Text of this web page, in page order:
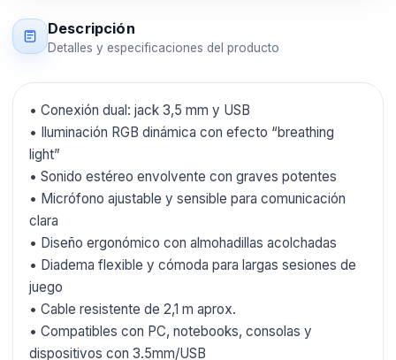
Descripción
Detalles y especificaciones del producto
• Conexión dual: jack 3,5 mm y USB
• Iluminación RGB dinámica con efecto “breathing
light”
• Sonido estéreo envolvente con graves potentes
• Micrófono ajustable y sensible para comunicación
clara
• Diseño ergonómico con almohadillas acolchadas
• Diadema flexible y cómoda para largas sesiones de
juego
• Cable resistente de 2,1 m aprox.
• Compatibles con PC, notebooks, consolas y
dispositivos con 3.5mm/USB